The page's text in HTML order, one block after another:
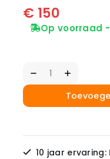
€ 150
Op voorraad
10 jaar ervaring: